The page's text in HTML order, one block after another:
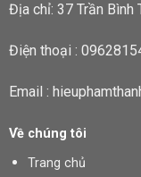
Địa chỉ: 37 Trần Bình
Điện thoại :
Email :
Về chúng tôi
Trang chủ